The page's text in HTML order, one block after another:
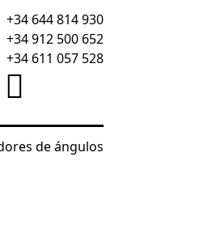
+34 644 814 930
+34 912 500 652
+34 611 057 528
de ángulos
Comprobador de